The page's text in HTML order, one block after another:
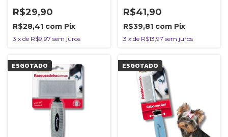
R$29,90
R$28,41 com Pix
3 x de R$9,97 sem juros
R$41,90
R$39,81 com Pix
3 x de R$13,97 sem juros
ESGOTADO ESGOTADO